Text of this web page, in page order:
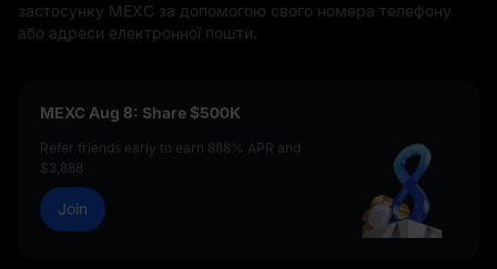
застосунку MEXC за допомогою свого номера телефону
або адреси електронної пошти.
MEXC Aug 8: Share $500K
Refer friends early to earn 888% APR and
$3,888
Join